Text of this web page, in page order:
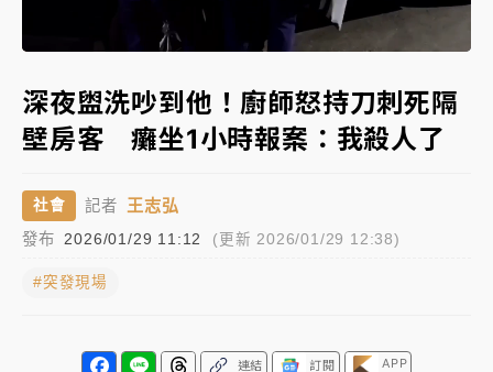
白海豚瘦身！中部以北防劇烈降水 本周天氣展望「多
水觀浪恐重罰失血
周末精選｜
苯駢芘無安全攝取值！致癌苦茶油下肚 毒
《知新聞》揭「運科計畫」人體實驗黑幕 運動部不追
究！遭監委質疑
周末精選｜
鎢業董座離奇命喪豪宅！檢警3方向追出前
Unmute
82.27%
深夜盥洗吵到他！廚師怒持刀刺死隔
壁房客 癱坐1小時報案：我殺人了
社會 記者 王志弘
發布 2026/01/29 11:12 (更新 2026/01/29 12:38)
#突發現場
連結 訂閱 APP